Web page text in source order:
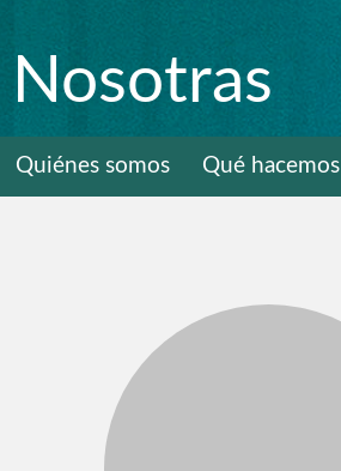
Nosotras
Quiénes somos Qué hacemos